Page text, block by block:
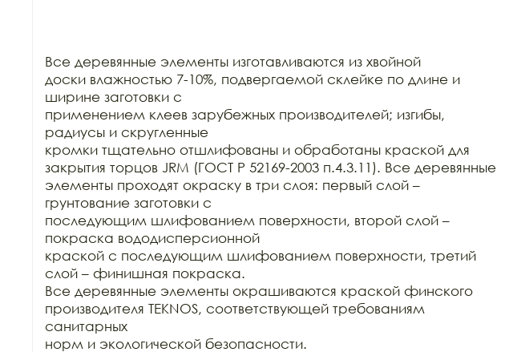
Все деревянные элементы изготавливаются из хвойной
доски влажностью 7-10%, подвергаемой склейке по длине и
ширине заготовки с
применением клеев зарубежных производителей; изгибы,
радиусы и скругленные
кромки тщательно отшлифованы и обработаны краской для
закрытия торцов JRM (ГОСТ Р 52169-2003 п.4.3.11). Все деревянные
элементы проходят окраску в три слоя: первый слой –
грунтование заготовки с
последующим шлифованием поверхности, второй слой –
покраска вододисперсионной
краской с последующим шлифованием поверхности, третий
слой – финишная покраска.
Все деревянные элементы окрашиваются краской финского
производителя TEKNOS, соответствующей требованиям
санитарных
норм и экологической безопасности.